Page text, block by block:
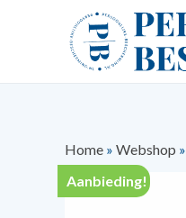
Home » Webshop »
Aanbieding!